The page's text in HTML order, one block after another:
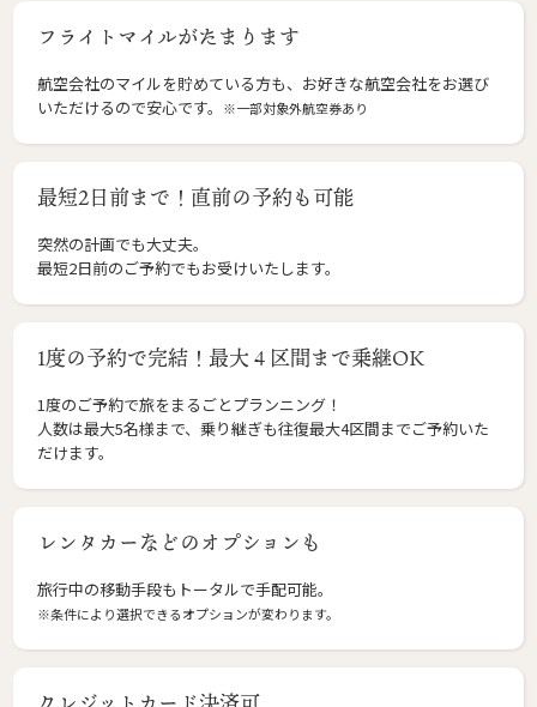
フライトマイルがたまります
航空会社のマイルを貯めている方も、お好きな航空会社をお選び
いただけるので安心です。
※一部対象外航空券あり
最短2日前まで！直前の予約も可能
突然の計画でも大丈夫。
最短2日前のご予約でもお受けいたします。
1度の予約で完結！最大４区間まで乗継OK
1度のご予約で旅をまるごとプランニング！
人数は最大5名様まで、乗り継ぎも往復最大4区間までご予約いた
だけます。
レンタカーなどのオプションも
旅行中の移動手段もトータルで手配可能。
※条件により選択できるオプションが変わります。